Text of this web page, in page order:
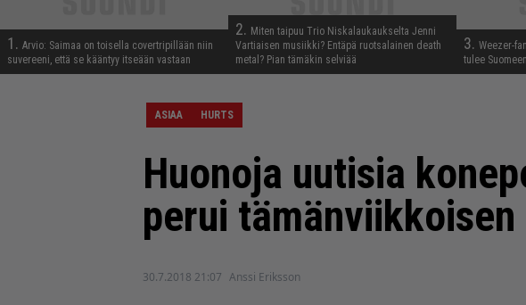
1. Arvio: Saimaa on toisella covertripillään niin
suvereeni, että se kääntyy itseään vastaan
2. Miten taipuu Trio Niskalaukaukselta Jenni
Vartiaisen musiikki? Entäpä ruotsalainen death
metal? Pian tämäkin selviää
3. Weezer-
tulee Suomeen
ASIAA HURTS
Huonoja uutisia
perui
30.7.2018 21:07 Anssi Eriksson